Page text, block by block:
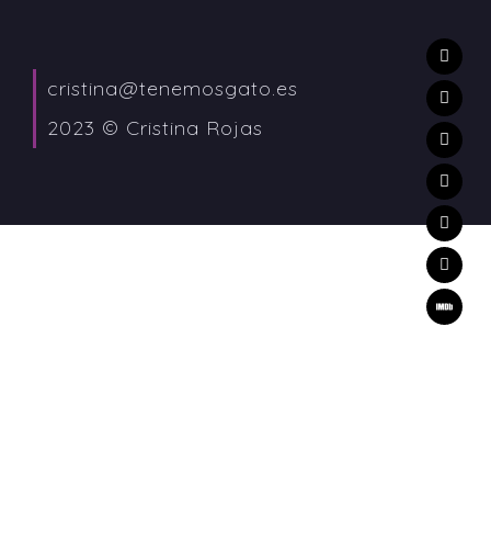
cristina@tenemosgato.es
2023 © Cristina Rojas